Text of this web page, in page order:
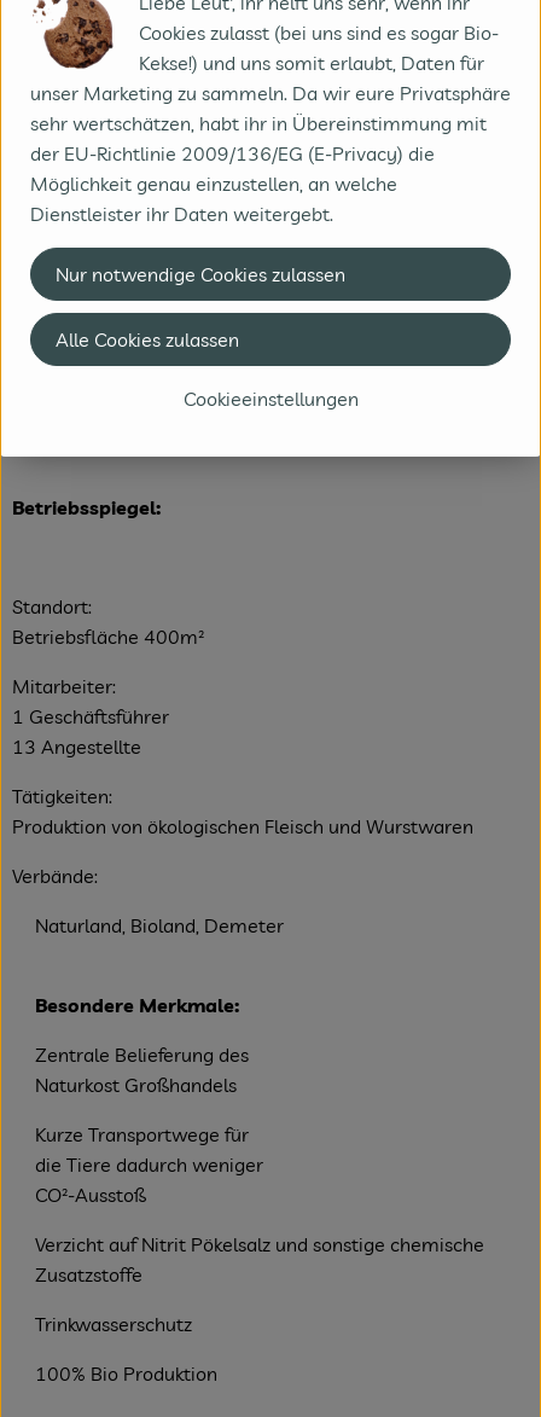
Die Verarbeitung (Rind-, Schwein-, Lamm- und
Geflügelfleisch) und die Endkontrolle aller Erzeugnisse
geschehen nach
wie vor inmitten unseres Naturland zertifizierten Biohofes.
Seit August 2010 sind der Biohof Bakenhus und die
Bakenhus Biofleisch GmbH
nach dem Eco-Management and Audit Scheme (EMAS)
validiert.
Die aktuellen Umwelterklärungen können Sie auf unseren
Homepages einsehen.
Betriebsspiegel:
Standort:
Betriebsfläche 400m²
Mitarbeiter:
1 Geschäftsführer
13 Angestellte
Tätigkeiten:
Produktion von ökologischen Fleisch und Wurstwaren
Verbände:
Naturland, Bioland, Demeter
Besondere Merkmale:
Zentrale Belieferung des
Naturkost Großhandels
Kurze Transportwege für
die Tiere dadurch weniger
CO²-Ausstoß
Verzicht auf Nitrit Pökelsalz und sonstige chemische
Zusatzstoffe
Trinkwasserschutz
100% Bio Produktion
Cookies zulasst (bei uns sind es sogar Bio-
Kekse!) und uns somit erlaubt, Daten für
unser Marketing zu sammeln. Da wir eure Privatsphäre
sehr wertschätzen, habt ihr in Übereinstimmung mit
der EU-Richtlinie 2009/136/EG (E-Privacy) die
Möglichkeit genau einzustellen, an welche
Dienstleister ihr Daten weitergebt.
Cookieeinstellungen
Nur notwendige Cookies zulassen
Alle Cookies zulassen